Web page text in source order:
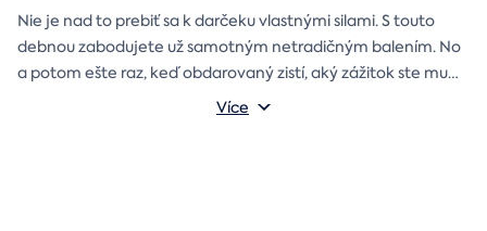
Nie je nad to prebiť sa k darčeku vlastnými silami. S touto
debnou zabodujete už samotným netradičným balením. No
a potom ešte raz, keď obdarovaný zistí, aký zážitok ste mu
darčekovú skladačku
Vonkajšie rozmery: 20 × 20 × 20 cm
Více